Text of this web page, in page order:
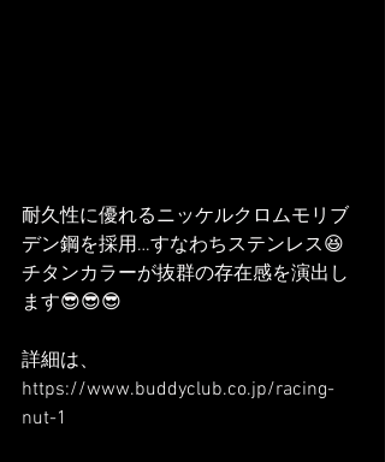
耐久性に優れるニッケルクロムモリブ
デン鋼を採用…すなわちステンレス😆
チタンカラーが抜群の存在感を演出し
ます😎😎😎
詳細は、
https://www.buddyclub.co.jp/racing-
nut-1